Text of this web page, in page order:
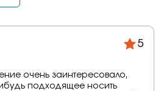
5
очень заинтересовало,
подходящее носить